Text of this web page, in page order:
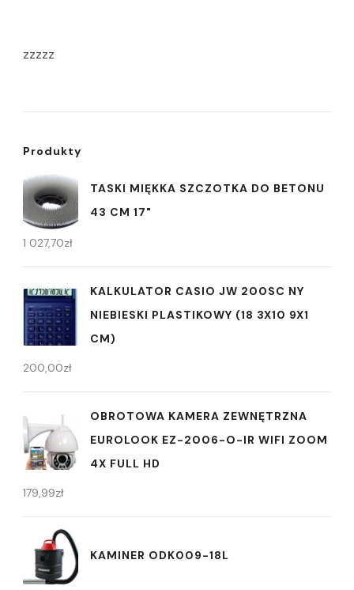
zzzzz
Produkty
TASKI MIĘKKA SZCZOTKA DO BETONU
43 CM 17"
1 027,70zł
KALKULATOR CASIO JW 200SC NY
NIEBIESKI PLASTIKOWY (18 3X10 9X1
CM)
200,00zł
OBROTOWA KAMERA ZEWNĘTRZNA
EUROLOOK EZ-2006-O-IR WIFI ZOOM
4X FULL HD
179,99zł
KAMINER ODK009-18L